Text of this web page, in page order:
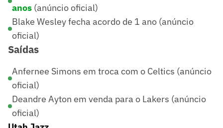
anos (anúncio oficial)
Blake Wesley fecha acordo de 1 ano (anúncio
oficial)
Saídas
Anfernee Simons em troca com o Celtics (anúncio
oficial)
Deandre Ayton em venda para o Lakers (anúncio
oficial)